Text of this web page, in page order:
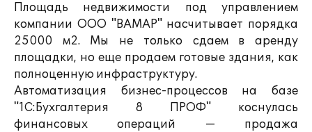
Площадь недвижимости под управлением
компании ООО "ВАМАР" насчитывает порядка
25000 м2. Мы не только сдаем в аренду
площадки, но еще продаем готовые здания, как
полноценную инфраструктуру.
Автоматизация бизнес-процессов на базе
"1С:Бухгалтерия 8 ПРОФ" коснулась
финансовых операций — продажа